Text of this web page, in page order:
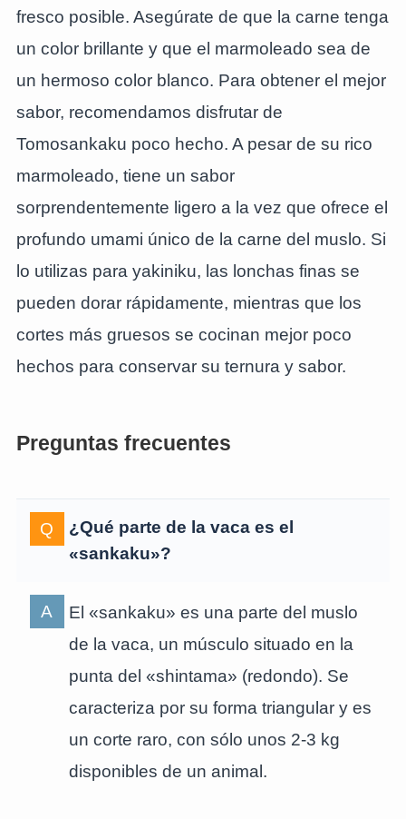
fresco posible. Asegúrate de que la carne tenga
un color brillante y que el marmoleado sea de
un hermoso color blanco. Para obtener el mejor
sabor, recomendamos disfrutar de
Tomosankaku poco hecho. A pesar de su rico
marmoleado, tiene un sabor
sorprendentemente ligero a la vez que ofrece el
profundo umami único de la carne del muslo. Si
lo utilizas para yakiniku, las lonchas finas se
pueden dorar rápidamente, mientras que los
cortes más gruesos se cocinan mejor poco
hechos para conservar su ternura y sabor.
Preguntas frecuentes
¿Qué parte de la vaca es el
«sankaku»?
El «sankaku» es una parte del muslo
de la vaca, un músculo situado en la
punta del «shintama» (redondo). Se
caracteriza por su forma triangular y es
un corte raro, con sólo unos 2-3 kg
disponibles de un animal.